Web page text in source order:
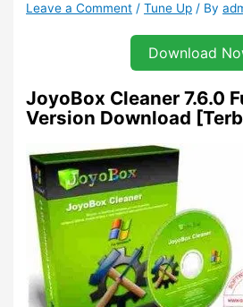
Leave a Comment /Tune Up / By
Download
JoyoBox Cleaner 7.6.0
Version Download